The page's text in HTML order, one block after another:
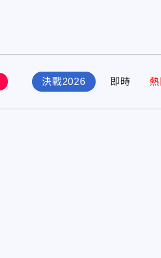
決戰2026 即時 熱